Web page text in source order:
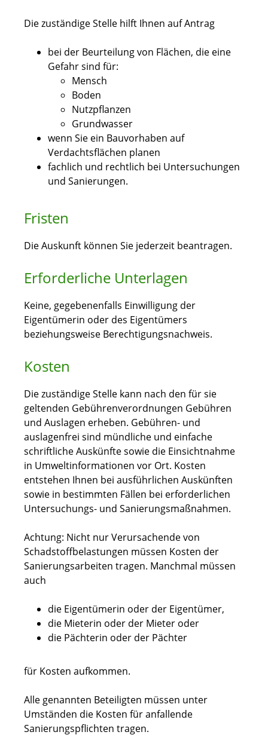
Die zuständige Stelle hilft Ihnen auf Antrag
bei der Beurteilung von Flächen, die eine
Gefahr sind für:
Mensch
Boden
Nutzpflanzen
Grundwasser
wenn Sie ein Bauvorhaben auf
Verdachtsflächen planen
fachlich und rechtlich bei Untersuchungen
und Sanierungen.
Fristen
Die Auskunft können Sie jederzeit beantragen.
Erforderliche Unterlagen
Keine, gegebenenfalls Einwilligung der
Eigentümerin oder des Eigentümers
beziehungsweise Berechtigungsnachweis.
Kosten
Die zuständige Stelle kann nach den für sie
geltenden Gebührenverordnungen Gebühren
und Auslagen erheben. Gebühren- und
auslagenfrei sind mündliche und einfache
schriftliche Auskünfte sowie die Einsichtnahme
in Umweltinformationen vor Ort. Kosten
entstehen Ihnen bei ausführlichen Auskünften
sowie in bestimmten Fällen bei erforderlichen
Untersuchungs- und Sanierungsmaßnahmen.
Achtung: Nicht nur Verursachende von
Schadstoffbelastungen müssen Kosten der
Sanierungsarbeiten tragen. Manchmal müssen
auch
die Eigentümerin oder der Eigentümer,
die Mieterin oder der Mieter oder
die Pächterin oder der Pächter
für Kosten aufkommen.
Alle genannten Beteiligten müssen unter
Umständen die Kosten für anfallende
Sanierungspflichten tragen.